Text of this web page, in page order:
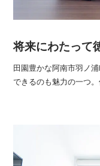
将来にわたって
田園豊かな阿南市羽ノ
できるのも魅力の一つ